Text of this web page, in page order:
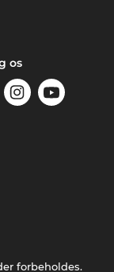
os
forbeholdes.